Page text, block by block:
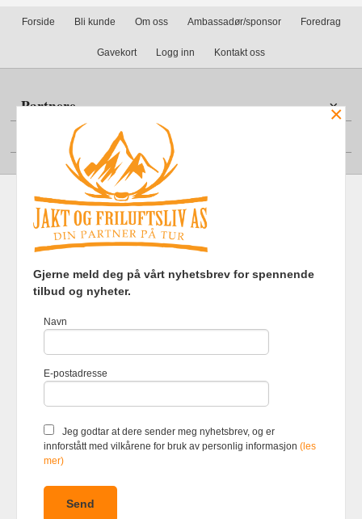
Forside Bli kunde Om oss Ambassadør/sponsor Foredrag
Gavekort Logg inn Kontakt oss
Partnere
Din konto
Frakt Kjøpsbetingelser Sikkerhet og personvern
Nyhetsbrev
Foretaksregisteret 920903363
du får en bedre kjøpsopplevelse og
bruker cookies hovedsaklig til å
hva du har puttet i handlekurven
din. Fortsett å bruke siden som
mer
×
Gjerne meld deg på vårt nyhetsbrev for spennende
tilbud og nyheter.
Navn
E-postadresse
Jeg godtar at dere sender meg nyhetsbrev, og er
innforstått med vilkårene for bruk av personlig informasjon(les
mer)